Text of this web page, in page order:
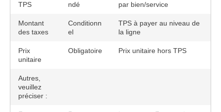
TPS
ndé
par bien/service
Montant
des taxes
Conditionn
el
TPS à payer au niveau de
la ligne
Prix
unitaire
Obligatoire Prix unitaire hors TPS
Autres,
veuillez
préciser :